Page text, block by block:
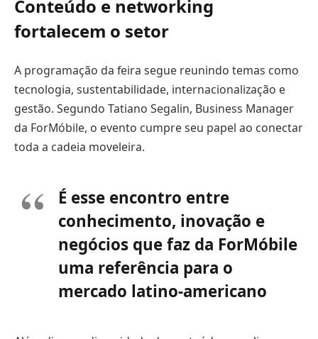
Conteúdo e networking
fortalecem o setor
A programação da feira segue reunindo temas como
tecnologia, sustentabilidade, internacionalização e
gestão. Segundo Tatiano Segalin, Business Manager
da ForMóbile, o evento cumpre seu papel ao conectar
toda a cadeia moveleira.
É esse encontro entre
conhecimento, inovação e
negócios que faz da ForMóbile
uma referência para o
mercado latino-americano